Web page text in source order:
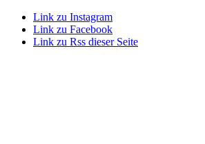
Link zu Instagram
Link zu Facebook
Link zu Rss dieser Seite